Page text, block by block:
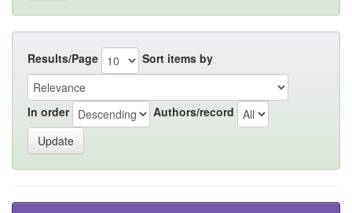
Results/Page Sort items by
In order Authors/record